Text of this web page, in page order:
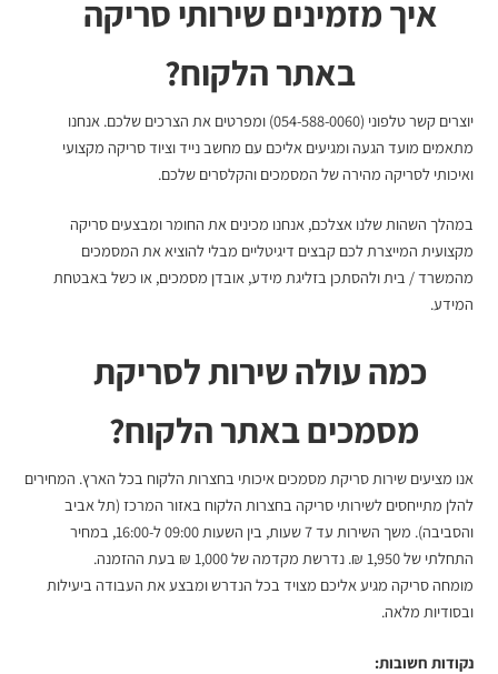
איך מזמיניםשירותי סריקה
באתר הלקוח?
יוצרים קשר טלפוני (054-588-0060) ומפרטים את הצרכים שלכם. אנחנו
מתאמים מועד הגעה ומגיעים אליכם עם מחשב נייד וציוד סריקה מקצועי
ואיכותי לסריקה מהירה של המסמכים והקלסרים שלכם.
במהלך השהות שלנו אצלכם, אנחנו מכינים את החומר ומבצעים סריקה
מקצועית המייצרת לכם קבצים דיגיטליים מבלי להוציא את המסמכים
מהמשרד / בית ולהסתכן בזליגת מידע, אובדן מסמכים, או כשל באבטחת
המידע.
כמה עולהשירות לסריקת
מסמכים באתר הלקוח?
אנו מציעים שירות סריקת מסמכים איכותי בחצרות הלקוח בכל הארץ. המחירים
להלן מתייחסים לשירותי סריקה בחצרות הלקוחבאזור המרכז (תל אביב
והסביבה). משך השירות עד 7 שעות, בין השעות 09:00 ל-16:00, במחיר
התחלתי של 1,950 ₪. נדרשת מקדמה של 1,000 ₪ בעת ההזמנה.
מומחה סריקה מגיע אליכם מצויד בכל הנדרש ומבצע את העבודה ביעילות
ובסודיות מלאה.
נקודות חשובות: